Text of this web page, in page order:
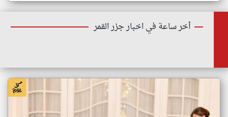
أخر ساعة في اخبار جزر القمر